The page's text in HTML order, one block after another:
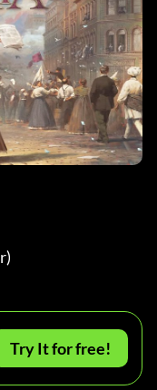
Try It for free!